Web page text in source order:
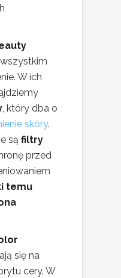
W ich
, który dba o
skóry.
są filtry
przed
temu
się na
cery. W